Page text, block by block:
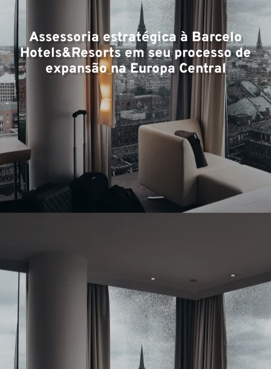
Assessoria estratégica à Barcelo
Hotels&Resorts em seu processo de
expansão na Europa Central